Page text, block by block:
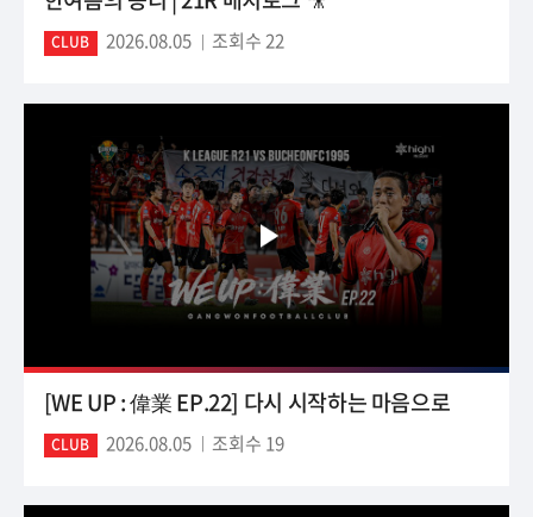
CLUB 2026.08.05 조회수 22
[WE UP : 偉業 EP.22] 다시 시작하는 마음으로
CLUB 2026.08.05 조회수 19